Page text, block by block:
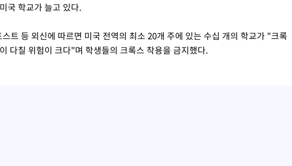
국 학교가 늘고 있다.
트 등 외신에 따르면 미국 전역의 최소 20개 주에 있는 수십 개의 학교가 "크록
다칠 위험이 크다"며 학생들의 크록스 착용을 금지했다.